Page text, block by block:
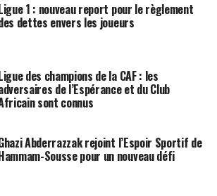
1 : nouveau report pour le règlement
dettes envers les joueurs
des champions de la CAF : les
de l’Espérance et du Club
sont connus
Abderrazzak rejoint l’Espoir Sportif de
Sousse pour un nouveau défi